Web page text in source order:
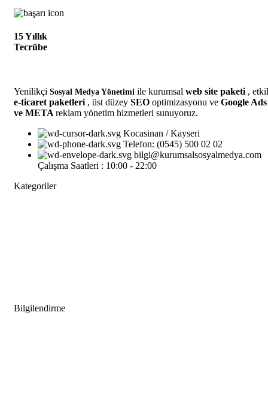
15 Yıllık
Tecrübe
Yenilikçi Sosyal Medya Yönetimi ile kurumsal web site paketi ,
e-ticaret paketleri , üst düzey SEO optimizasyonu ve Google Ads
ve META reklam yönetim hizmetleri sunuyoruz.
Kocasinan / Kayseri
Telefon: (0545) 500 02 02
bilgi@kurumsalsosyalmedya.com
Çalışma Saatleri : 10:00 - 22:00
Kategoriler
Bilgilendirme